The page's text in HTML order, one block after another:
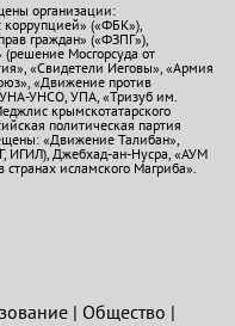
организации:
коррупцией» («ФБК»),
граждан» («ФЗПГ»),
Мосгорсуда от
«Свидетели Иеговы», «Армия
«Движение против
УНСО, УПА, «Тризуб им.
крымскотатарского
политическая партия
«Движение Талибан»,
ИГИЛ), Джебхад-ан-Нусра, «АУМ
исламского Магриба».
| Общество |